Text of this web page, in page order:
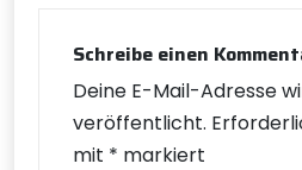
Schreibe einen
Deine E-Mail-Adresse
veröffentlicht.
mit * markiert